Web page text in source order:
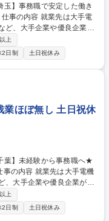
ど、大手企業や優良企業が
入社し、当社の契約企業
、経理補助 ・電話やメー
種例◇ 一般事務、人事事
英文事務、受付、データ
用アシスタント、アシス
雇用派遣
上
2日制 土日祝休み
業ほぼ無し 土日祝休
、大手企業や優良企業が中
社し、当社の契約企業で
経理補助 ・電話やメール
上
2日制 土日祝休み